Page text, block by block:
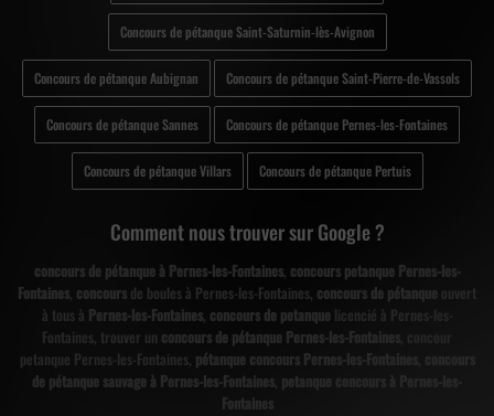
Concours de pétanque Saint-Saturnin-lès-Avignon
Concours de pétanque Aubignan Concours de pétanque Saint-Pierre-de-Vassols
Concours de pétanque Sannes Concours de pétanque Pernes-les-Fontaines
Concours de pétanque Villars Concours de pétanque Pertuis
Comment nous trouver sur Google ?
concours de pétanque à Pernes-les-Fontaines, concours petanque Pernes-les-
Fontaines, concours de boules à Pernes-les-Fontaines, concours de pétanque ouvert
à tous à Pernes-les-Fontaines, concours de petanquelicencié à Pernes-les-
Fontaines, trouver un concours de pétanque Pernes-les-Fontaines, concour
petanque Pernes-les-Fontaines, pétanque concours Pernes-les-Fontaines
de pétanque sauvage à Pernes-les-Fontaines, petanque concours à Pernes-les-
Fontaines